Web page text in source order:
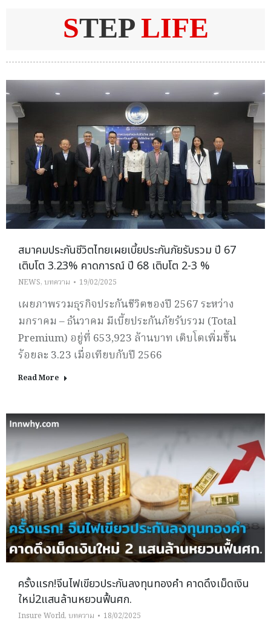
STEP LIFE
สมาคมประกันชีวิตไทยเผยเบี้ยประกันภัยรับรวม ปี 67
เติบโต 3.23% คาดการณ์ ปี 68 เติบโต 2-3 %
NEWS, บทความ 19/02/2025
เผยภาพรวมธุรกิจประกันชีวิตของปี 2567 ระหว่าง
มกราคม – ธันวาคม มีเบี้ยประกันภัยรับรวม (Total
Premium) อยู่ที่ 653,923 ล้านบาท เติบโตเพิ่มขึ้น
ร้อยละ 3.23 เมื่อเทียบกับปี 2566
Read More
ครั้งแรก!จีนไฟเขียวประกันลงทุนทองคำ คาดดึงเม็ดเงิน
ใหม่2แสนล้านหยวนฟื้นศก.
Insure World, บทความ 18/02/2025